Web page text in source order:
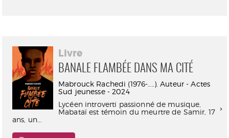
Livre
BANALE FLAMBÉE DANS MA CITÉ
Mabrouck Rachedi (1976-....). Auteur - Actes
Sud jeunesse - 2024
Lycéen introverti passionné de musique,
Mabataï est témoin du meurtre de Samir, 17
ans, un...